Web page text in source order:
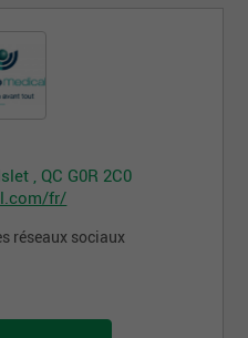
, QC G0R 2C0
fr/
réseaux sociaux